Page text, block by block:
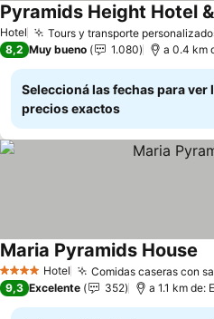
Hotel Tours y transporte
Ver precios
8,2 Muy bueno 1.080 a 0.4 km
Seleccioná las fechas para ver
precios exactos
4 EstrellasHotel Comidas caseras con
Maria Pyramids House
9,3 Excelente 352 a 1.1 km de: